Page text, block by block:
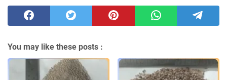
You may like these posts :